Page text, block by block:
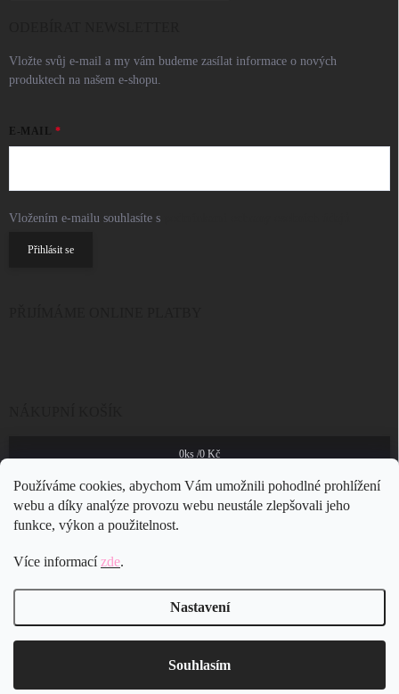
Používáme cookies, abychom Vám umožnili pohodlné prohlížení
webu a díky analýze provozu webu neustále zlepšovali jeho
funkce, výkon a použitelnost.
Více informacízde.
Nastavení
Souhlasím
Vložte svůj e-mail a my vám budeme zasílat informace o nových
produktech na našem e-shopu.
E-MAIL
Vložením e-mailu souhlasíte s
Přihlásit se
0ks /0 Kč